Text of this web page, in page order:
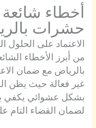
أخطاء
حشرات
الاعتماد على الحلول
من أبرز الأخطاء
بالرياض مع ضمان
غير فعالة حيث يظن
بشكل عشوائي يكفي
لضمان القضاء التام